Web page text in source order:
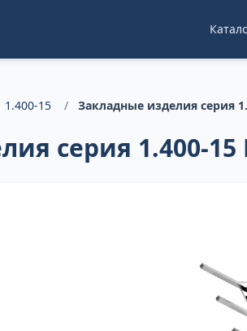
15 / Закладные изделия серия
серия 1.400-